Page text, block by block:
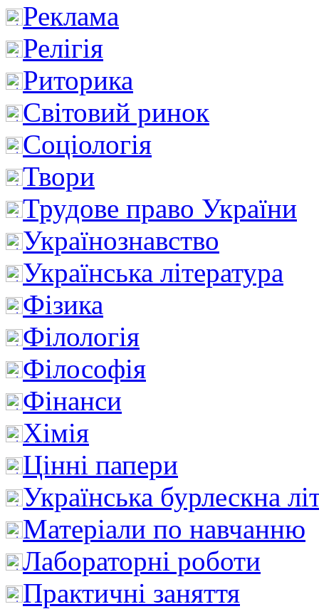
Реклама
Релігія
Риторика
Світовий ринок
Соціологія
Твори
Трудове право України
Українознавство
Українська література
Фізика
Філологія
Філософія
Фінанси
Хімія
Цінні папери
Українська бурлескна
Матеріали по навчанню
Лабораторні роботи
Практичні заняття